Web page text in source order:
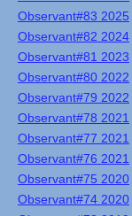
Observant#83 2025
Observant#82 2024
Observant#81 2023
Observant#80 2022
Observant#79 2022
Observant#78 2021
Observant#77 2021
Observant#76 2021
Observant#75 2020
Observant#74 2020